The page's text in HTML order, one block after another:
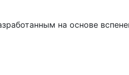
на основе